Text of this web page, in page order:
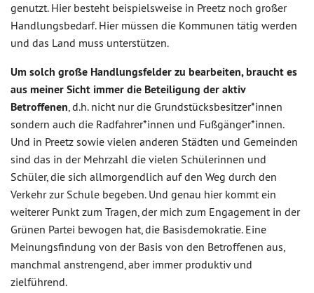
genutzt. Hier besteht beispielsweise in Preetz noch großer
Handlungsbedarf. Hier müssen die Kommunen tätig werden
und das Land muss unterstützen.
Um solch große Handlungsfelder zu bearbeiten, braucht es
aus meiner Sicht immer die Beteiligung der aktiv
Betroffenen, d.h. nicht nur die Grundstücksbesitzer*innen
sondern auch die Radfahrer*innen und Fußgänger*innen.
Und in Preetz sowie vielen anderen Städten und Gemeinden
sind das in der Mehrzahl die vielen Schülerinnen und
Schüler, die sich allmorgendlich auf den Weg durch den
Verkehr zur Schule begeben. Und genau hier kommt ein
weiterer Punkt zum Tragen, der mich zum Engagement in der
Grünen Partei bewogen hat, die Basisdemokratie. Eine
Meinungsfindung von der Basis von den Betroffenen aus,
manchmal anstrengend, aber immer produktiv und
zielführend.